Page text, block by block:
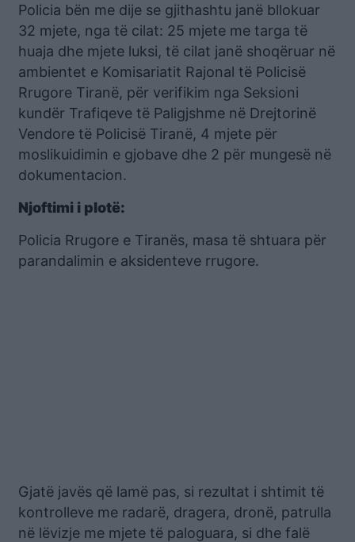
Policia bën me dije se gjithashtu janë bllokuar
32 mjete, nga të cilat: 25 mjete me targa të
huaja dhe mjete luksi, të cilat janë shoqëruar në
ambientet e Komisariatit Rajonal të Policisë
Rrugore Tiranë, për verifikim nga Seksioni
kundër Trafiqeve të Paligjshme në Drejtorinë
Vendore të Policisë Tiranë, 4 mjete për
moslikuidimin e gjobave dhe 2 për mungesë në
dokumentacion.
Njoftimi i plotë:
Policia Rrugore e Tiranës, masa të shtuara për
parandalimin e aksidenteve rrugore.
Gjatë javës që lamë pas, si rezultat i shtimit të
kontrolleve me radarë, dragera, dronë, patrulla
në lëvizje me mjete të paloguara, si dhe falë